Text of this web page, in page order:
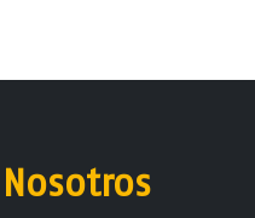
Nosotros